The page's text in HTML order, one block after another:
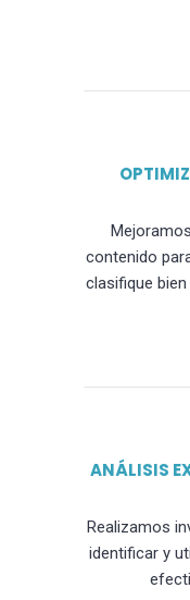
contenido
clasifique
ANÁLISIS
Realizamos
identificar y